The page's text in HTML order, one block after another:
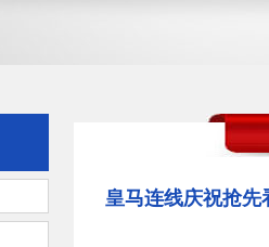
皇马连线庆祝抢先